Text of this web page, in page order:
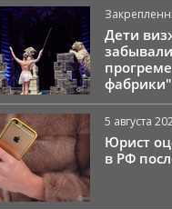
Дети
фабрики"
5 августа
Юрист
в РФ